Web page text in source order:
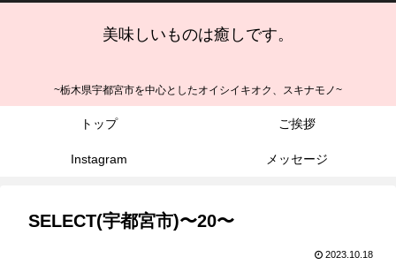
美味しいものは癒しです。
~栃木県宇都宮市を中心としたオイシイキオク、スキナモノ~
トップ ご挨拶
Instagram メッセージ
SELECT(宇都宮市)〜20〜
2023.10.18